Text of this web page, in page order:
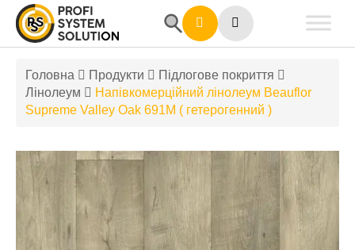
Головна Продукти
Підлогове покриття
Лінолеум
Напівкомерційний лінолеум Beauflor
Supreme Valley Oak 691M ( гетерогенний )